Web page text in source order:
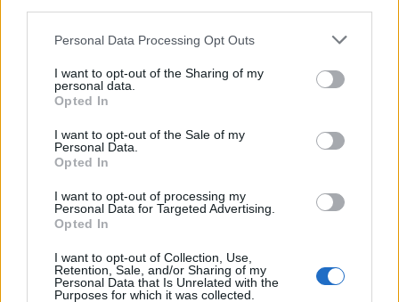
Personal Data Processing Opt Outs
I want to opt-out of the Sharing of my
personal data.
Opted In
I want to opt-out of the Sale of my
Personal Data.
Opted In
I want to opt-out of processing my
Personal Data for Targeted Advertising.
Opted In
I want to opt-out of Collection, Use,
Retention, Sale, and/or Sharing of my
Personal Data that Is Unrelated with the
Purposes for which it was collected.
βρίσκεται στα αβοκάντο και μπορεί να
χρησιμοποιηθεί για τη διατήρηση ενός υγιούς
αίμα, αλλά και επιπέδων ινσουλίνης και
σωματικού βάρους σε ενήλικες. Αυτοί οι
παράγοντες είναι σημαντικοί για όλους, αλλά
κρίσιμοι για τους διαβητικούς και τους
Μάλιστα, σύμφωνα με αποτελέσματα κλινικής
μελέτης, η μερική αντικατάσταση των
σύνθετων υδατανθράκων με μονοακόρεστα